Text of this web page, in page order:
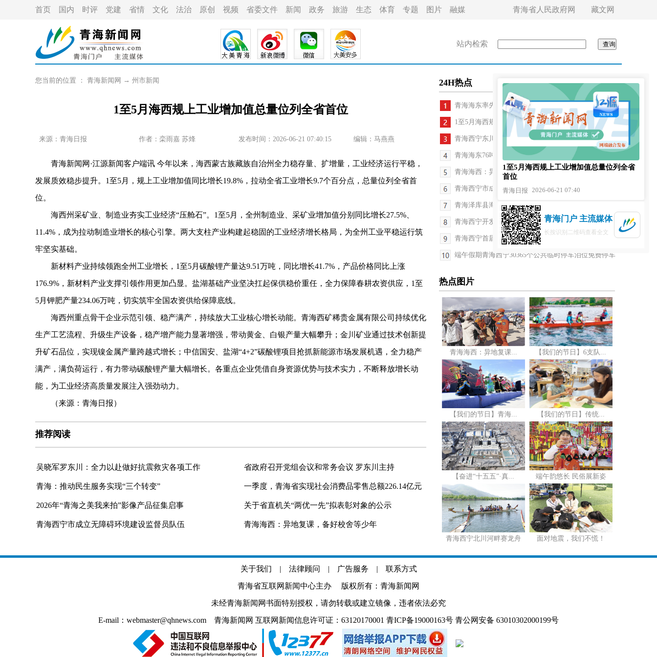
首页 国内 时评 党建 省情 文化 法治 原创 视频 省委文件 新闻 政务 旅游 生态 体育 专题 图片 融媒 青海省人民政府网 藏文网
站内检索
您当前的位置 ： 青海新闻网 → 州市新闻
1至5月海西规上工业增加值总量位列全省首位
来源：青海日报 作者： 栾雨嘉 苏烽 发布时间：2026-06-21 07:40:15 编辑：马燕燕
青海新闻网·江源新闻客户端讯 今年以来，海西蒙古族藏族自治州全力稳存量、扩增量，工业经济运行平稳，
发展质效稳步提升。1至5月，规上工业增加值同比增长19.8%，拉动全省工业增长9.7个百分点，总量位列全省首
位。
海西州采矿业、制造业夯实工业经济“压舱石”。1至5月，全州制造业、采矿业增加值分别同比增长27.5%、
11.4%，成为拉动制造业增长的核心引擎。两大支柱产业构建起稳固的工业经济增长格局，为全州工业平稳运行筑
牢坚实基础。
新材料产业持续领跑全州工业增长，1至5月碳酸锂产量达9.51万吨，同比增长41.7%，产品价格同比上涨
176.9%，新材料产业支撑引领作用更加凸显。盐湖基础产业坚决扛起保供稳价重任，全力保障春耕农资供应，1至
5月钾肥产量234.06万吨，切实筑牢全国农资供给保障底线。
海西州重点骨干企业示范引领、稳产满产，持续放大工业核心增长动能。青海西矿稀贵金属有限公司持续优化
生产工艺流程、升级生产设备，稳产增产能力显著增强，带动黄金、白银产量大幅攀升；金川矿业通过技术创新提
升矿石品位，实现镍金属产量跨越式增长；中信国安、盐湖“4+2”碳酸锂项目抢抓新能源市场发展机遇，全力稳产
满产，满负荷运行，有力带动碳酸锂产量大幅增长。各重点企业凭借自身资源优势与技术实力，不断释放增长动
能，为工业经济高质量发展注入强劲动力。
（来源：青海日报）
推荐阅读
吴晓军罗东川：全力以赴做好抗震救灾各项工作 省政府召开党组会议和常务会议 罗东川主持
青海：推动民生服务实现“三个转变” 一季度，青海省实现社会消费品零售总额226.14亿元
2026年“青海之美我来拍”影像产品征集启事 关于省直机关“两优一先”拟表彰对象的公示
青海西宁市成立无障碍环境建设监督员队伍 青海海西：异地复课，备好校舍等少年
24H热点
青海海东率先推出公积金使用新政
1至5月海西规上工业增加值总量位列全省首位
青海西宁东川园区启动夏秋季购车补贴活动
青海海东76吨果蔬运往地震灾区
青海海西：异地复课，备好校舍等少年
青海西宁市成立无障碍环境建设监督员队伍
青海泽库县海拔3600米草莓首次挂果 高原牧民吃上本...
青海西宁开发区做大做强锂电储能产业 核心产品产量...
青海西宁首届“工匠杯”职工创新创业大赛等你来
端午假期青海西宁30365个公共临时停车泊位免费停车
热点图片
青海海西：异地复课... 【我们的节日】6支队...
【我们的节日】青海... 【我们的节日】传统...
【奋进“十五五”·真... 端午韵悠长 民俗展新姿
青海西宁北川河畔赛龙舟 面对地震，我们不慌！
关于我们 | 法律顾问 | 广告服务 | 联系方式
青海省互联网新闻中心主办 版权所有：青海新闻网
未经青海新闻网书面特别授权，请勿转载或建立镜像，违者依法必究
E-mail：webmaster@qhnews.com 青海新闻网 互联网新闻信息许可证：63120170001 青ICP备19000163号 青公网安备 63010302000199号
1至5月海西规上工业增加值总量位列全省
首位
青海日报 2026-06-21 07:40
青海门户 主流媒体
长按识别二维码查看全文